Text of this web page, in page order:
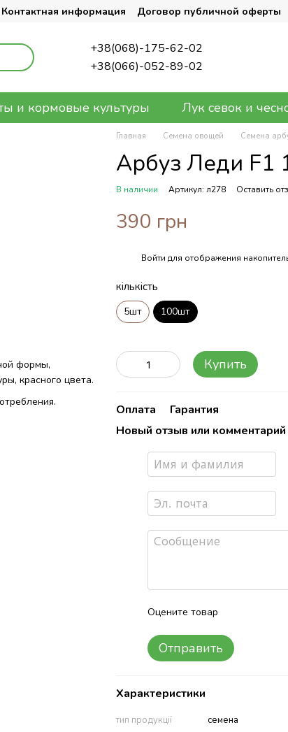
Контактная информация Договор публичной оферты
+38(068)-175-62-02
+38(066)-052-89-02
и кормовые культуры Лук севок и
формы,
красного цвета.
Главная Семена овощей Семена
Арбуз Леди F1
В наличии Артикул: л278 Оставить
390 грн
Войти для отображения
кількість
5шт 100шт
Купить
Оплата
Гарантия
Новый отзыв или комментарий
Оцените товар
Отправить
Характеристики
тип продукції
семена